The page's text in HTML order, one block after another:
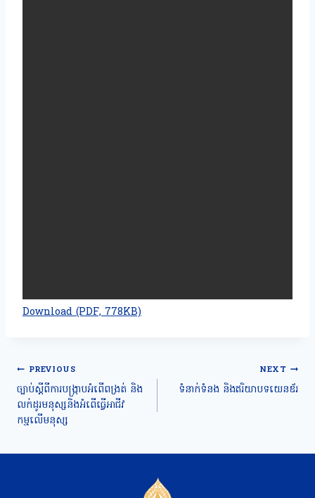
Download (PDF, 778KB)
Post
navigation
PREVIOUS
ច្បាប់ស្តីពីការបង្រ្កាបអំពើពង្រត់ និង
លក់ដូរមនុស្សនិងអំពើធ្វើអាជីវ
កម្មលើមនុស្ស
NEXT
ទំនាក់ទំនង និងឥរិយាបទយេនឌ័រ